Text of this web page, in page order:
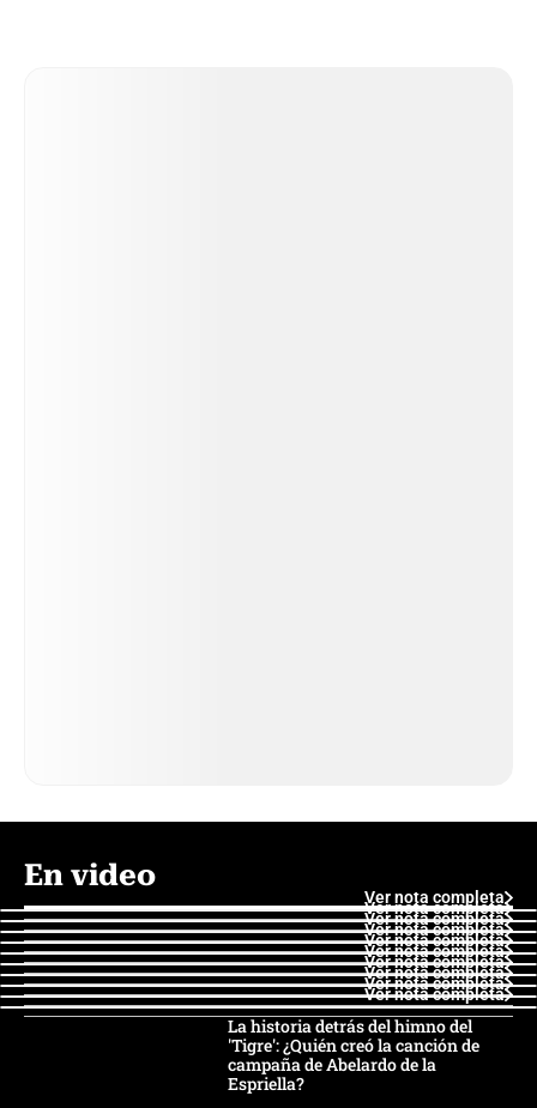
En video
Ver nota completa
Ver nota completa
Ver nota completa
Ver nota completa
Ver nota completa
Ver nota completa
Ver nota completa
Ver nota completa
Ver nota completa
Ver nota completa
La historia detrás del himno del
'Tigre': ¿Quién creó la canción de
campaña de Abelardo de la
Espriella?